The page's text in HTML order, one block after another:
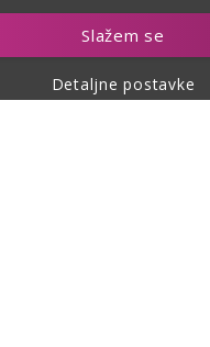
Slažem se
Detaljne postavke
Dodaj u košaricu